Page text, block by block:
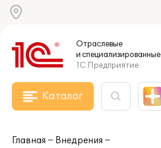
Отраслевые
и специализированные
1С:Предприятие
Каталог
Главная
Внедрения